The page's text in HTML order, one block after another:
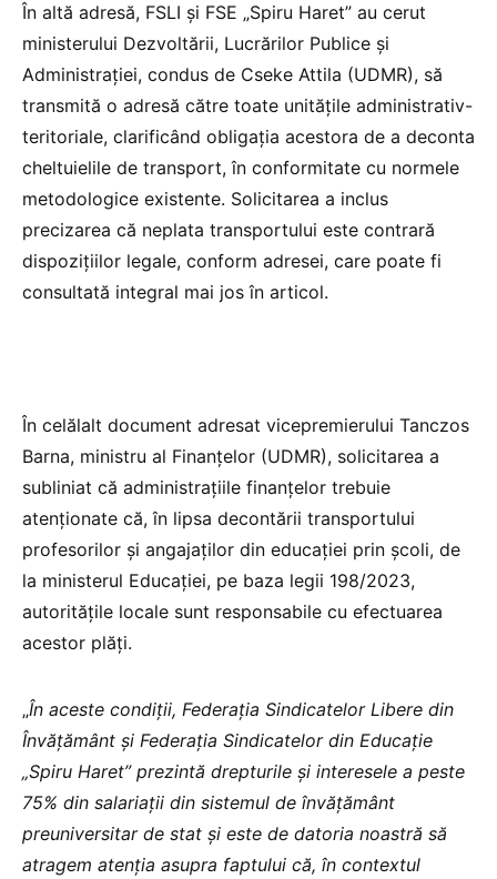
În altă adresă, FSLI și FSE „Spiru Haret” au cerut
ministerului Dezvoltării, Lucrărilor Publice și
Administrației, condus de Cseke Attila (UDMR), să
transmită o adresă către toate unitățile administrativ-
teritoriale, clarificând obligația acestora de a deconta
cheltuielile de transport, în conformitate cu normele
metodologice existente. Solicitarea a inclus
precizarea că neplata transportului este contrară
dispozițiilor legale, conform adresei, care poate fi
consultată integral mai jos în articol.
În celălalt document adresat vicepremierului Tanczos
Barna, ministru al Finanțelor (UDMR), solicitarea a
subliniat că administrațiile finanțelor trebuie
atenționate că, în lipsa decontării transportului
profesorilor și angajaților din educației prin școli, de
la ministerul Educației, pe baza legii 198/2023,
autoritățile locale sunt responsabile cu efectuarea
acestor plăți.
„În aceste condiții, Federația Sindicatelor Libere din
Învățământ și Federația Sindicatelor din Educație
„Spiru Haret” prezintă drepturile și interesele a peste
75% din salariații din sistemul de învățământ
preuniversitar de stat și este de datoria noastră să
atragem atenția asupra faptului că, în contextul